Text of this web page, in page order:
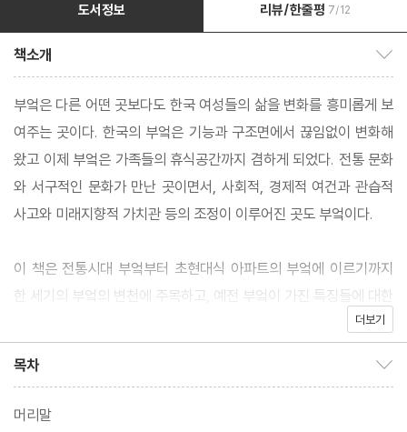
도서정보 리뷰/한줄평 7/12
책소개
부엌은 다른 어떤 곳보다도 한국 여성들의 삶을 변화를 흥미롭게 보
여주는 곳이다. 한국의 부엌은 기능과 구조면에서 끊임없이 변화해
왔고 이제 부엌은 가족들의 휴식공간까지 겸하게 되었다. 전통 문화
와 서구적인 문화가 만난 곳이면서, 사회적, 경제적 여건과 관습적
사고와 미래지향적 가치관 등의 조정이 이루어진 곳도 부엌이다.
이 책은 전통시대 부엌부터 초현대식 아파트의 부엌에 이르기까지
한 세기의 부엌의 변천에 주목하고, 예전 부엌이 가진 특징들에 대한
더보기
목차
머리말